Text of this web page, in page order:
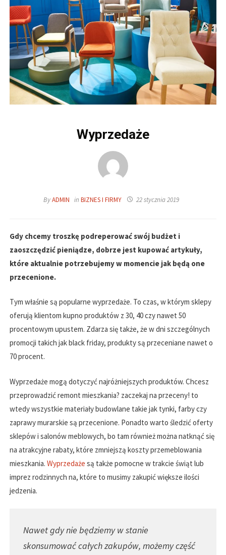
Wyprzedaże
ByADMIN inBIZNES I FIRMY 22 stycznia 2019
Gdy chcemy troszkę podreperować swój budżet i
zaoszczędzić pieniądze, dobrze jest kupować artykuły,
które aktualnie potrzebujemy w momencie jak będą one
przecenione.
Tym właśnie są popularne wyprzedaże. To czas, w którym sklepy
oferują klientom kupno produktów z 30, 40 czy nawet 50
procentowym upustem. Zdarza się także, że w dni szczególnych
promocji takich jak black friday, produkty są przeceniane nawet o
70 procent.
Wyprzedaże mogą dotyczyć najróżniejszych produktów. Chcesz
przeprowadzić remont mieszkania? zaczekaj na przeceny! to
wtedy wszystkie materiały budowlane takie jak tynki, farby czy
zaprawy murarskie są przecenione. Ponadto warto śledzić oferty
sklepów i salonów meblowych, bo tam również można natknąć się
na atrakcyjne rabaty, które zmniejszą koszty przemeblowania
mieszkania. Wyprzedaże są także pomocne w trakcie świąt lub
imprez rodzinnych na, które to musimy zakupić większe ilości
jedzenia.
Nawet gdy nie będziemy w stanie
skonsumować całych zakupów, możemy część